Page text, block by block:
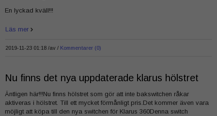
En lyckad kväll!!!
2019-11-23 01:18 /av Kommentarer (0)
Läs mer
Nu finns det nya uppdaterade klarus hölstret
Äntligen här!!!Nu finns hölstret som gör att inte bakswitchen råkar
aktiveras i hölstret. Till ett mycket förmånligt pris.Det kommer även vara
möjligt att köpa till den nya switchen för Klarus 360Denna switch